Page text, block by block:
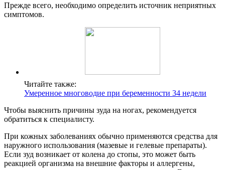
Прежде всего, необходимо определить источник неприятных
симптомов.
Читайте также:
Умеренное многоводие при беременности 34 недели
Чтобы выяснить причины зуда на ногах, рекомендуется
обратиться к специалисту.
При кожных заболеваниях обычно применяются средства для
наружного использования (мазевые и гелевые препараты).
Если зуд возникает от колена до стопы, это может быть
реакцией организма на внешние факторы и аллергены,